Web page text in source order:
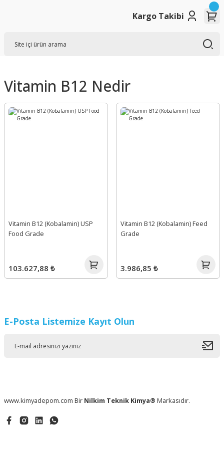
Kargo Takibi
Vitamin B12 Nedir
Vitamin B12 (Kobalamin) USP
Food Grade
103.627,88 ₺
Vitamin B12 (Kobalamin) Feed
Grade
3.986,85 ₺
E-Posta Listemize Kayıt Olun
www.kimyadepom.com Bir Nilkim Teknik Kimya® Markasıdır.